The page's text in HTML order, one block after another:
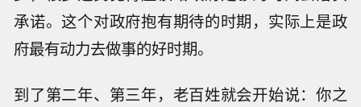
承诺。这个对政府抱有期待的时期，实际上是政
府最有动力去做事的好时期。
到了第二年、第三年，老百姓就会开始说：你之